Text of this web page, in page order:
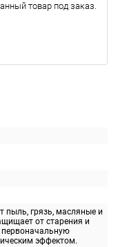
пыль, грязь, масляные и
от старения и
первоначальную
эффектом.
товар под заказ.